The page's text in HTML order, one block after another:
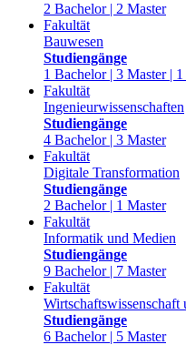
2 Bachelor | 2 Master
Fakultät
Bauwesen
Studiengänge
1 Bachelor | 3 Master |
Fakultät
Ingenieurwissenschaften
Studiengänge
4 Bachelor | 3 Master
Fakultät
Digitale Transformation
Studiengänge
2 Bachelor | 1 Master
Fakultät
Informatik und Medien
Studiengänge
9 Bachelor | 7 Master
Fakultät
Wirtschaftswissenschaft
Studiengänge
6 Bachelor | 5 Master